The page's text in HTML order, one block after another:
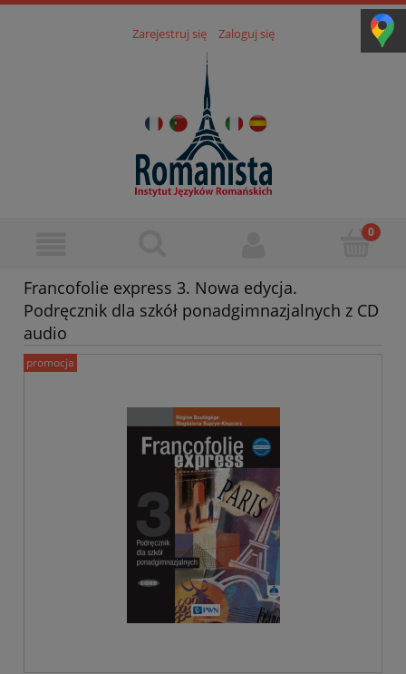
Zarejestruj się Zaloguj się
Francofolie express 3. Nowa edycja.
Podręcznik dla szkół ponadgimnazjalnych z CD
audio
promocja